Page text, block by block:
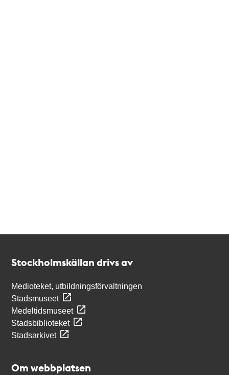
Stockholmskällan drivs av
Medioteket, utbildningsförvaltningen
Stadsmuseet
Medeltidsmuseet
Stadsbiblioteket
Stadsarkivet
Om webbplatsen